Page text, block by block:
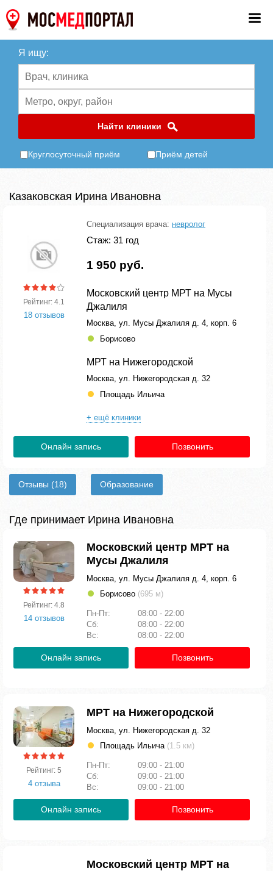
Я ищу:
Найти клиники
Круглосуточный приём Приём детей
Казаковская Ирина Ивановна
Рейтинг: 4.1
18 отзывов
Специализация врача: невролог
Стаж: 31 год
1 950 руб.
Московский центр МРТ на Мусы
Джалиля
Москва, ул. Мусы Джалиля д. 4, корп. 6
Борисово
МРТ на Нижегородской
Москва, ул. Нижегородская д. 32
Площадь Ильича
+ ещё клиники
Онлайн запись Позвонить
Отзывы (18) Образование
Где принимает Ирина Ивановна
Рейтинг: 4.8
14 отзывов
Московский центр МРТ на
Мусы Джалиля
Москва, ул. Мусы Джалиля д. 4, корп. 6
Борисово (695 м)
Пн-Пт:
08:00 - 22:00
Сб:
08:00 - 22:00
Вс:
08:00 - 22:00
Онлайн запись Позвонить
Рейтинг: 5
4 отзыва
МРТ на Нижегородской
Москва, ул. Нижегородская д. 32
Площадь Ильича (1.5 км)
Пн-Пт:
09:00 - 21:00
Сб:
09:00 - 21:00
Вс:
09:00 - 21:00
Онлайн запись Позвонить
Московский центр МРТ на